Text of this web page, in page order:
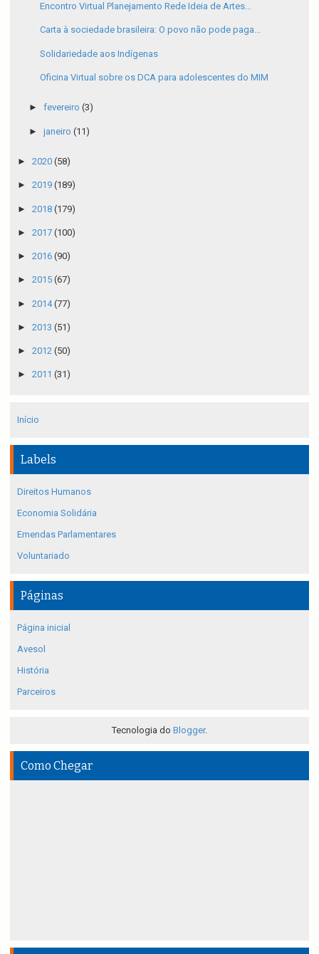
Encontro Virtual Planejamento Rede Ideia de Artes...
Carta à sociedade brasileira: O povo não pode paga...
Solidariedade aos Indígenas
Oficina Virtual sobre os DCA para adolescentes do MIM
► fevereiro (3)
► janeiro (11)
► 2020 (58)
► 2019 (189)
► 2018 (179)
► 2017 (100)
► 2016 (90)
► 2015 (67)
► 2014(77)
► 2013 (51)
► 2012 (50)
► 2011 (31)
Início
Labels
Direitos Humanos
Economia Solidária
Emendas Parlamentares
Voluntariado
Páginas
Página inicial
Avesol
História
Parceiros
Tecnologia do Blogger.
Como Chegar